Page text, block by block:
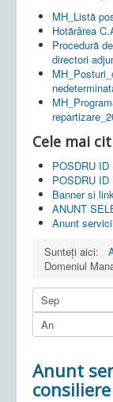
MH_Listă
Hotărârea
Procedură
directori
Cele mai
POSDRU ID
POSDRU ID
Banner si
ANUNT
Anunt
Sunteți aici:
Domeniul
Anunt
consiliere